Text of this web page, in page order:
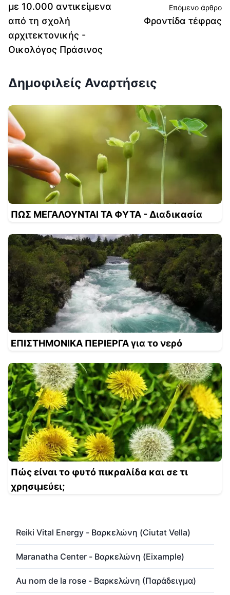
με 10.000 αντικείμενα
από τη σχολή
αρχιτεκτονικής -
Οικολόγος Πράσινος
Επόμενο άρθρο
Φροντίδα τέφρας
Δημοφιλείς Αναρτήσεις
ΠΩΣ ΜΕΓΑΛΟΥΝΤΑΙ ΤΑ ΦΥΤΑ - Διαδικασία
ΕΠΙΣΤΗΜΟΝΙΚΑ ΠΕΡΙΕΡΓΑ για το νερό
Πώς είναι το φυτό πικραλίδα και σε τι
χρησιμεύει;
Reiki Vital Energy - Βαρκελώνη (Ciutat Vella)
Maranatha Center - Βαρκελώνη (Eixample)
Au nom de la rose - Βαρκελώνη (Παράδειγμα)